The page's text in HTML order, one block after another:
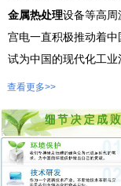
金属热处理设备等高周
宫电一直积极推动着
试为中国的现代化工
查看更多>>